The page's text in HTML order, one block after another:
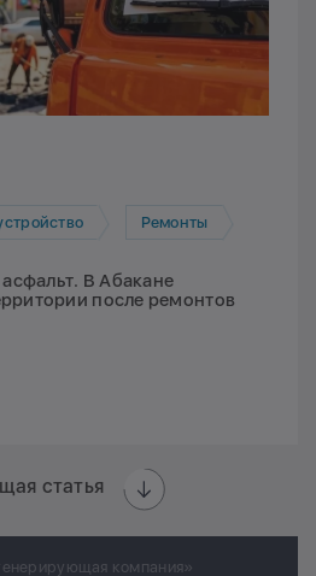
Ремонты
В Абакане
после ремонтов
статья
компания»